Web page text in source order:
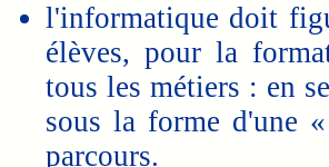
l'informatique doit
élèves, pour la
tous les métiers : en
sous la forme d'une
parcours.